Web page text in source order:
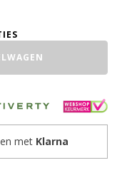
met Klarna